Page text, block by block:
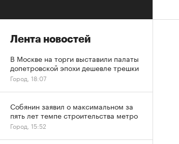
Лента новостей
В Москве на торги выставили палаты
допетровской эпохи дешевле трешки
Город, 18:07
Собянин заявил о максимальном за
пять лет темпе строительства метро
Город, 15:52